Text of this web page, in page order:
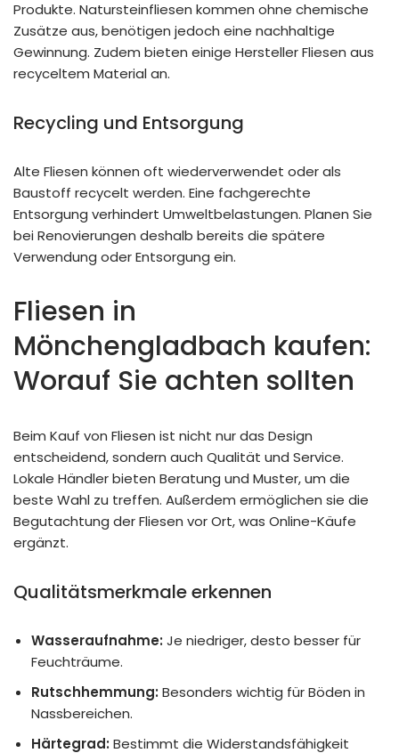
Produkte. Natursteinfliesen kommen ohne chemische
Zusätze aus, benötigen jedoch eine nachhaltige
Gewinnung. Zudem bieten einige Hersteller Fliesen aus
recyceltem Material an.
Recycling und Entsorgung
Alte Fliesen können oft wiederverwendet oder als
Baustoff recycelt werden. Eine fachgerechte
Entsorgung verhindert Umweltbelastungen. Planen Sie
bei Renovierungen deshalb bereits die spätere
Verwendung oder Entsorgung ein.
Fliesen in
Mönchengladbach kaufen:
Worauf Sie achten sollten
Beim Kauf von Fliesen ist nicht nur das Design
entscheidend, sondern auch Qualität und Service.
Lokale Händler bieten Beratung und Muster, um die
beste Wahl zu treffen. Außerdem ermöglichen sie die
Begutachtung der Fliesen vor Ort, was Online-Käufe
ergänzt.
Qualitätsmerkmale erkennen
Wasseraufnahme: Je niedriger, desto besser für
Feuchträume.
Rutschhemmung: Besonders wichtig für Böden in
Nassbereichen.
Härtegrad: Bestimmt die Widerstandsfähigkeit